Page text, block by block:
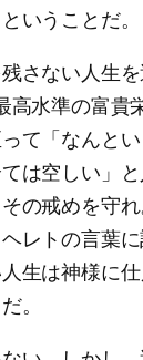
いうことだ。
さない人生
高水準の富貴
て「なんと
は空しい」
の戒めを守
レトの言葉
生は神様に
。